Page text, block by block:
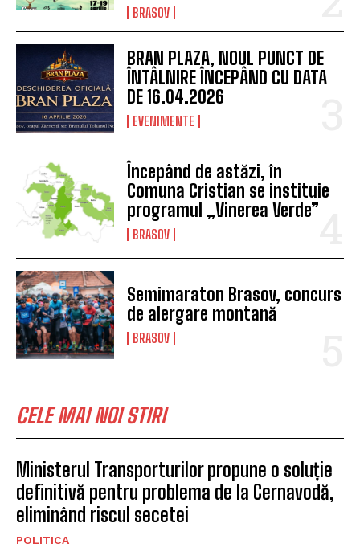
BRASOV
BRAN PLAZA, NOUL PUNCT DE
ÎNTÂLNIRE ÎNCEPÂND CU DATA
DE 16.04.2026
EVENIMENTE
Începând de astăzi, în
Comuna Cristian se instituie
programul „Vinerea Verde”
BRASOV
Semimaraton Brasov, concurs
de alergare montană
BRASOV
CELE MAI NOI STIRI
Ministerul Transporturilor propune o soluție
definitivă pentru problema de la Cernavodă,
eliminând riscul secetei
POLITICA